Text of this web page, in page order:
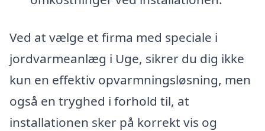
Ved at vælge et firma med speciale i
jordvarmeanlæg i Uge, sikrer du dig ikke
kun en effektiv opvarmningsløsning, men
også en tryghed i forhold til, at
installationen sker på korrekt vis og